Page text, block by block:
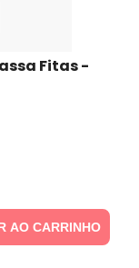
Fitas -
AO CARRINHO